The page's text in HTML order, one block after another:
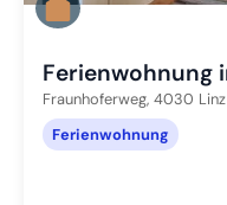
Ferienwohnung
Fraunhoferweg, 4030 Linz
Ferienwohnung